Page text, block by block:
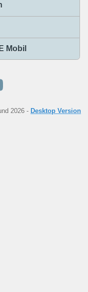
Mobil
2026 - Desktop Version